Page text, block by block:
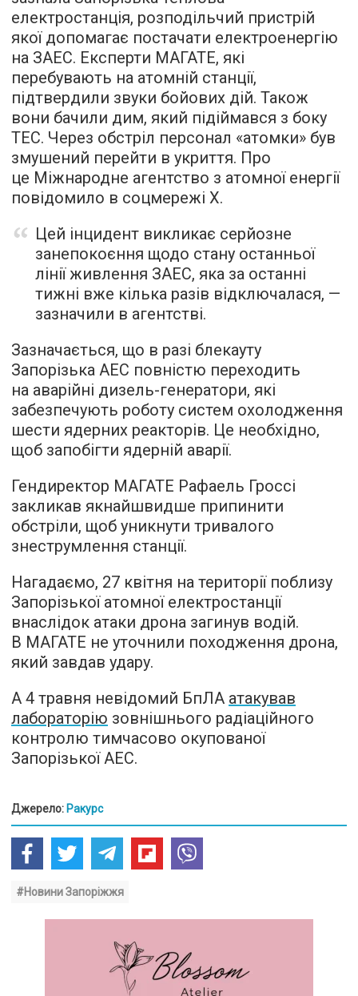
електростанція, розподільчий пристрій
якої допомагає постачати електроенергію
на ЗАЕС. Експерти МАГАТЕ, які
перебувають на атомній станції,
підтвердили звуки бойових дій. Також
вони бачили дим, який підіймався з боку
ТЕС. Через обстріл персонал «атомки» був
змушений перейти в укриття. Про
це Міжнародне агентство з атомної енергії
повідомило в соцмережі Х.
Цей інцидент викликає серйозне
занепокоєння щодо стану останньої
лінії живлення ЗАЕС, яка за останні
тижні вже кілька разів відключалася, —
зазначили в агентстві.
Зазначається, що в разі блекауту
Запорізька АЕС повністю переходить
на аварійні дизель-генератори, які
забезпечують роботу систем охолодження
шести ядерних реакторів. Це необхідно,
щоб запобігти ядерній аварії.
Гендиректор МАГАТЕ Рафаель Гроссі
закликав якнайшвидше припинити
обстріли, щоб уникнути тривалого
знеструмлення станції.
Нагадаємо, 27 квітня на території поблизу
Запорізької атомної електростанції
внаслідок атаки дрона загинув водій.
В МАГАТЕ не уточнили походження дрона,
який завдав удару.
А 4 травня невідомий БпЛА атакував
лабораторію зовнішнього радіаційного
контролю тимчасово окупованої
Запорізької АЕС.
Джерело: Ракурс
#Новини Запоріжжя